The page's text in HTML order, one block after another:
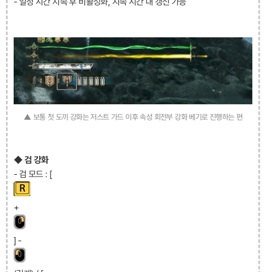
▲ 보통 첫 도끼 강화는 저스트 가드 이후 속성 회전부 강화 베기로 진행하는 편
◆ 검 강화
- 검 모드 : [
+
] -